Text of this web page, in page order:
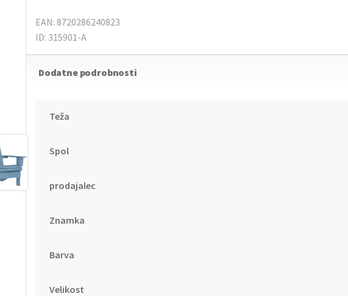
EAN: 8720286240823
ID: 315901-A
Dodatne podrobnosti
Teža
Spol
prodajalec
Znamka
Barva
Velikost